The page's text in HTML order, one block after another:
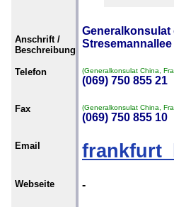
Anschrift /
Beschreibung
Stresemannallee
Telefon (Generalkonsulat China,
(069) 750 855 21
Fax (Generalkonsulat China,
(069) 750 855 10
Email
Webseite -